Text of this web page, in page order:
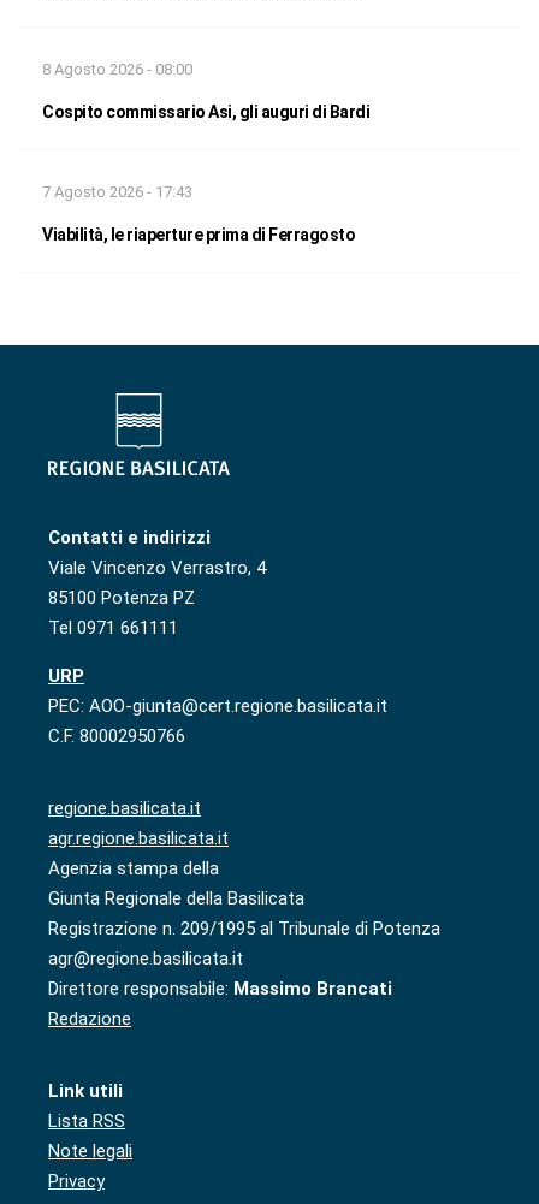
8 Agosto 2026 - 08:00
Cospito commissario Asi, gli auguri di Bardi
7 Agosto 2026 - 17:43
Viabilità, le riaperture prima di Ferragosto
Contatti e indirizzi
Viale Vincenzo Verrastro, 4
85100 Potenza PZ
Tel 0971 661111
URP
PEC: AOO-giunta@cert.regione.basilicata.it
C.F. 80002950766
regione.basilicata.it
agr.regione.basilicata.it
Agenzia stampa della
Giunta Regionale della Basilicata
Registrazione n. 209/1995 al Tribunale di Potenza
agr@regione.basilicata.it
Direttore responsabile: Massimo Brancati
Redazione
Link utili
Lista RSS
Note legali
Privacy